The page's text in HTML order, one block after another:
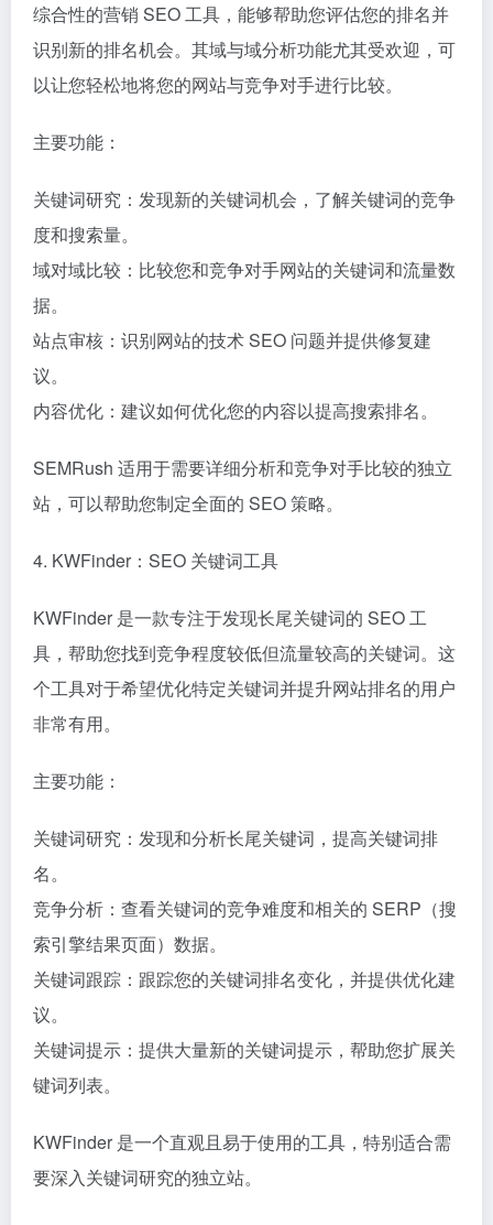
综合性的营销 SEO 工具，能够帮助您评估您的排名并
识别新的排名机会。其域与域分析功能尤其受欢迎，可
以让您轻松地将您的网站与竞争对手进行比较。
主要功能：
关键词研究：发现新的关键词机会，了解关键词的竞争
度和搜索量。
域对域比较：比较您和竞争对手网站的关键词和流量数
据。
站点审核：识别网站的技术 SEO 问题并提供修复建
议。
内容优化：建议如何优化您的内容以提高搜索排名。
SEMRush 适用于需要详细分析和竞争对手比较的独立
站，可以帮助您制定全面的 SEO 策略。
4. KWFinder：SEO 关键词工具
KWFinder 是一款专注于发现长尾关键词的 SEO 工
具，帮助您找到竞争程度较低但流量较高的关键词。这
个工具对于希望优化特定关键词并提升网站排名的用户
非常有用。
主要功能：
关键词研究：发现和分析长尾关键词，提高关键词排
名。
竞争分析：查看关键词的竞争难度和相关的 SERP（搜
索引擎结果页面）数据。
关键词跟踪：跟踪您的关键词排名变化，并提供优化建
议。
关键词提示：提供大量新的关键词提示，帮助您扩展关
键词列表。
KWFinder 是一个直观且易于使用的工具，特别适合需
要深入关键词研究的独立站。